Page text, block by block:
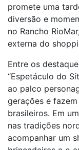
promete uma
diversão e
no Rancho
externa do
Entre os
“Espetáculo do
ao palco
gerações e
brasileiros. Em
nas tradições
acompanhar um